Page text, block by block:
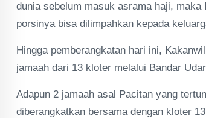
dunia sebelum masuk asrama haji,
porsinya bisa dilimpahkan kepada
Hingga pemberangkatan hari ini,
jamaah dari 13 kloter melalui Bandar
Adapun 2 jamaah asal Pacitan yang
diberangkatkan bersama dengan kloter